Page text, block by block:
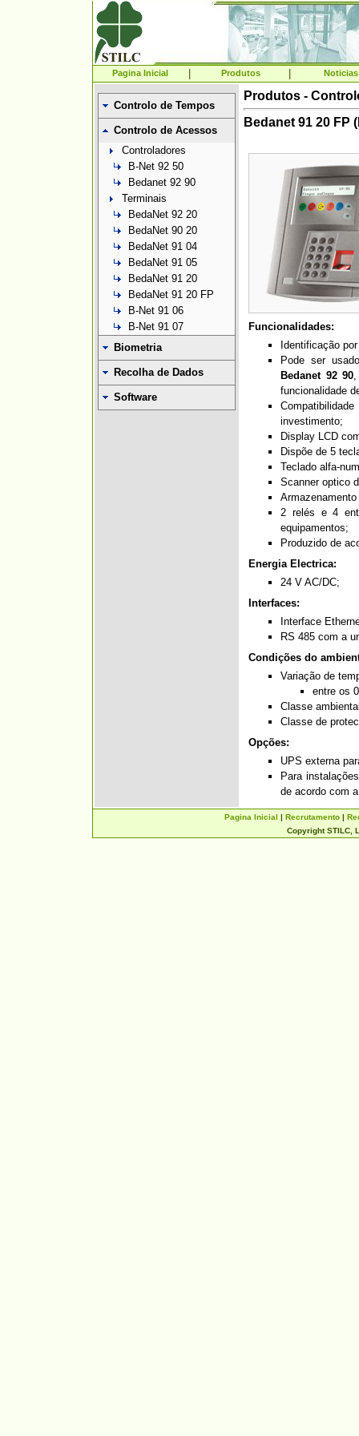
Pagina Inicial Produtos Noticias
Controlo de Tempos
Controlo de Acessos
Controladores
B-Net 92 50
Bedanet 92 90
Terminais
BedaNet 92 20
BedaNet 90 20
BedaNet 91 04
BedaNet 91 05
BedaNet 91 20
BedaNet 91 20 FP
B-Net 91 06
B-Net 91 07
Biometria
Recolha de Dados
Software
Produtos -
Bedanet 91 20 FP
Funcionalidades:
Identificação
Pode ser
Bedanet 92 90
funcionalidade
investimento;
Display LCD
Dispõe de 5
Teclado alfa-
Scanner optico
2 relés e 4
equipamentos;
Produzido de
Energia Electrica:
24 V AC/DC;
Interfaces:
Interface
RS 485 com a
Condições do
Variação de
entre os
Classe
Classe de
Opções:
UPS externa
Para
de acordo com
Pagina Inicial | Recrutamento |
Copyright STILC,